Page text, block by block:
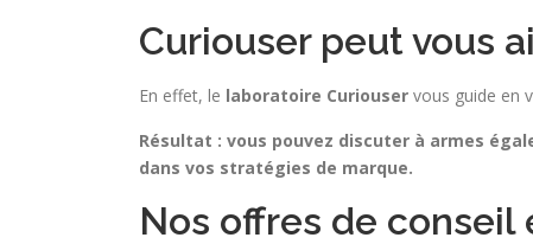
Curiouser peut vous
En effet, le laboratoire Curiouser vous guide en
Résultat : vous pouvez discuter à armes
dans vos stratégies de marque.
Nos offres de